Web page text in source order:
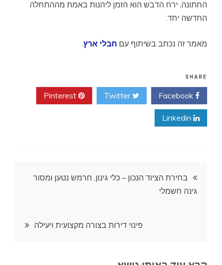
החתונה, ירח הדבש הוא הזמן ליהנות באמת מההתחלה
החדשה יחד.
מאמר זה נכתב בשיתוף עם חבלי ארץ.
SHARE
Twitter
ניווטבחירת הציוד הנכון – כלי גינון, חרמש נטען ומסור
גינה חשמלי
פינוי דירות בצורה מקצועית ויעילה